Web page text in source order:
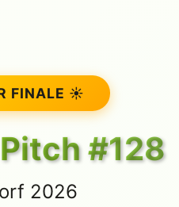
FINALE ☀️
#128
2026